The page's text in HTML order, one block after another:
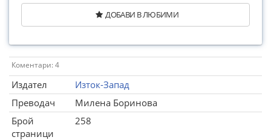
ДОБАВИ В ЛЮБИМИ
Коментари: 4
Издател
Изток-Запад
Преводач
Милена Боринова
Брой
страници
258